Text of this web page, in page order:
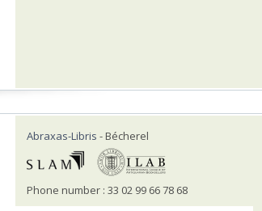
Abraxas-Libris - Bécherel
Phone number : 33 02 99 66 78 68